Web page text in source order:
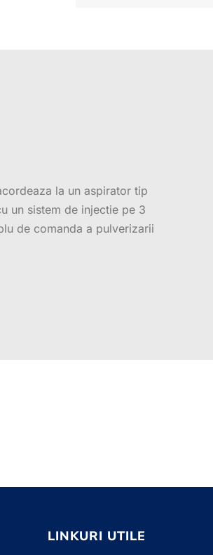
la un aspirator tip
un sistem de injectie pe 3
de comanda a pulverizarii
LINKURI UTILE